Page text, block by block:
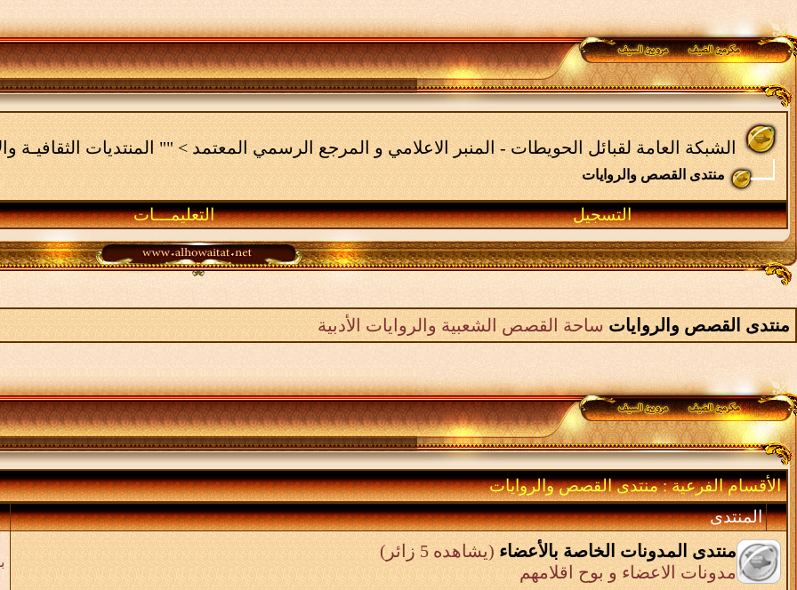
الشبكة العامة لقبائل الحويطات - المنبر الاعلامي و المرجع الرسمي المعتمد > "" المنتديات الثقافيـة
منتدى القصص والروايات
التسجيل التعليمـــات
منتدى القصص والروايات ساحة القصص الشعبية والروايات الأدبية
الأقسام الفرعية: منتدى القصص والروايات
المنتدى
منتدى المدونات الخاصة بالأعضاء (يشاهده 5 زائر)
مدونات الاعضاء و بوح اقلامهم